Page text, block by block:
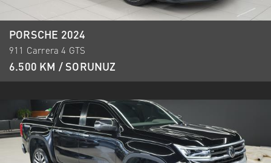
PORSCHE 2024
911 Carrera 4 GTS
6.500 KM / SORUNUZ